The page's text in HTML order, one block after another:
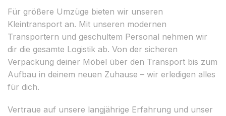
Für größere Umzüge bieten wir unseren
Kleintransport an. Mit unseren modernen
Transportern und geschultem Personal nehmen wir
dir die gesamte Logistik ab. Von der sicheren
Verpackung deiner Möbel über den Transport bis zum
Aufbau in deinem neuen Zuhause – wir erledigen alles
für dich.
Vertraue auf unsere langjährige Erfahrung und unser